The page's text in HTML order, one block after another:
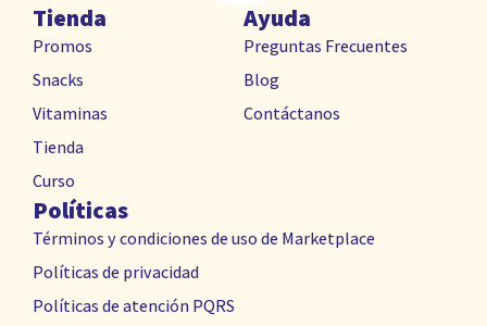
Tienda
Promos
Snacks
Vitaminas
Tienda
Curso
Ayuda
Preguntas Frecuentes
Blog
Contáctanos
Políticas
Términos y condiciones de uso de Marketplace
Políticas de privacidad
Políticas de atención PQRS